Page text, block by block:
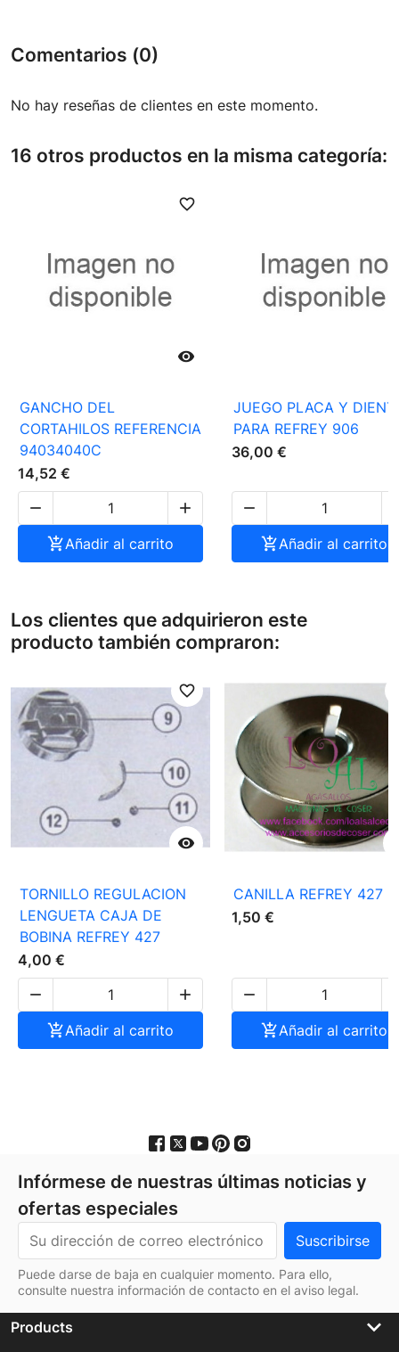
Comentarios (0)
No hay reseñas de clientes en este momento.
16 otros productos en la misma categoría:

favorite_border
GANCHO DEL
CORTAHILOS REFERENCIA
94034040C
14,52 €


Añadir al carrito
JUEGO PLACA Y
PARA REFREY 906
36,00 €

Añadir al carrito
Los clientes que adquirieron este
producto también compraron:

favorite_border
TORNILLO REGULACION
LENGUETA CAJA DE
BOBINA REFREY 427
4,00 €


Añadir al carrito
CANILLA REFREY 427
1,50 €

Añadir al carrito
Infórmese de nuestras últimas noticias y
ofertas especiales
Puede darse de baja en cualquier momento. Para ello,
consulte nuestra información de contacto en el aviso legal.
Products keyboard_arrow_down